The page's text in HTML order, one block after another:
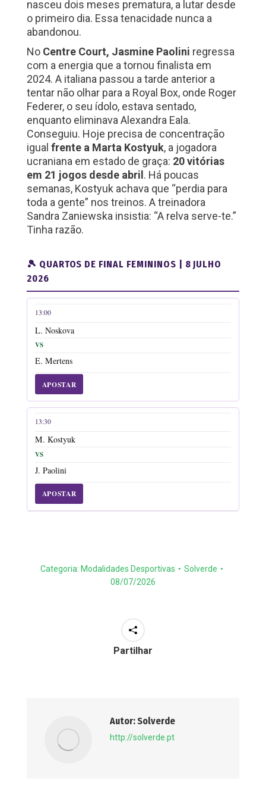
nasceu dois meses prematura, a lutar desde
o primeiro dia. Essa tenacidade nunca a
abandonou.
No Centre Court, Jasmine Paolini regressa
com a energia que a tornou finalista em
2024. A italiana passou a tarde anterior a
tentar não olhar para a Royal Box, onde Roger
Federer, o seu ídolo, estava sentado,
enquanto eliminava Alexandra Eala.
Conseguiu. Hoje precisa de concentração
igual frente a Marta Kostyuk, a jogadora
ucraniana em estado de graça: 20 vitórias
em 21 jogos desde abril . Há poucas
semanas, Kostyuk achava que “perdia para
toda a gente” nos treinos. A treinadora
Sandra Zaniewska insistia: “A relva serve-te.”
Tinha razão.
🎾 QUARTOS DE FINAL FEMININOS | 8 JULHO
2026
HORA
13:00
L. Noskova
VS
E. Mertens
APOSTAR
13:30
M. Kostyuk
VS
J. Paolini
APOSTAR
Categoria: Modalidades Desportivas
Solverde
08/07/2026
Partilhar
Autor:Solverde
http://solverde.pt